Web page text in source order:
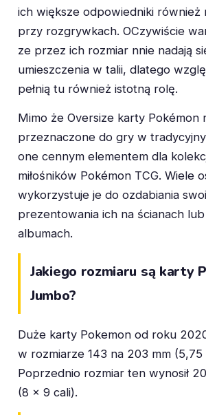
ich większe odpowiedniki również
przy rozgrywkach. OCzywiście
ze przez ich rozmiar nnie nadają
umieszczenia w talii, dlatego
pełnią tu również istotną rolę.
Mimo że Oversize karty Pokémon
przeznaczone do gry w
one cennym elementem dla
miłośników Pokémon TCG. Wiele
wykorzystuje je do ozdabiania
prezentowania ich na ścianach
albumach.
Jakiego rozmiaru są karty
Jumbo?
Duże karty Pokemon od roku
w rozmiarze 143 na 203 mm (5,75
Poprzednio rozmiar ten wynosił
(8 x 9 cali).